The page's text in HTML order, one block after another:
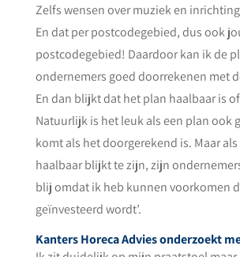
Zelfs wensen over muziek en
En dat per postcodegebied, dus ook
postcodegebied! Daardoor kan ik de
ondernemers goed doorrekenen met
En dan blijkt dat het plan haalbaar is
Natuurlijk is het leuk als een plan ook
komt als het doorgerekend is. Maar
haalbaar blijkt te zijn, zijn
blij omdat ik heb kunnen voorkomen
geïnvesteerd wordt’.
Kanters Horeca Advies onderzoekt